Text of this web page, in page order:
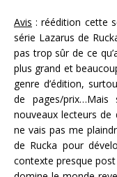
Avis : réédition cette
série Lazarus de
pas trop sûr de ce
plus grand et
genre d’édition,
de pages/
nouveaux lecteurs
ne vais pas me
de Rucka pour
contexte presque